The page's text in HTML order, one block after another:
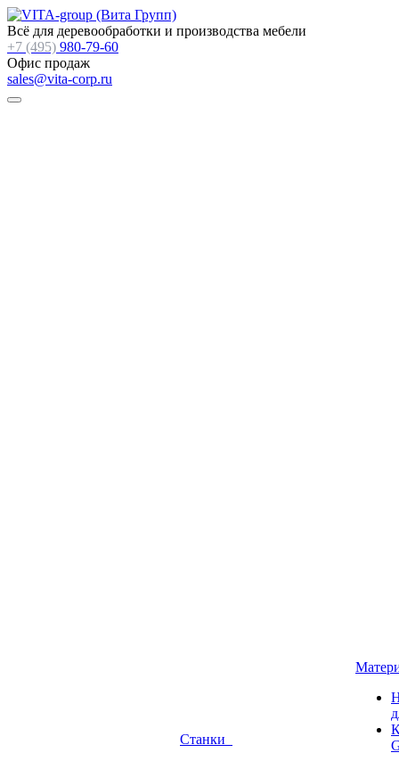
Всё для деревообработки и производства мебели
+7 (495) 980-79-60
Офис продаж
sales@vita-corp.ru
Станки